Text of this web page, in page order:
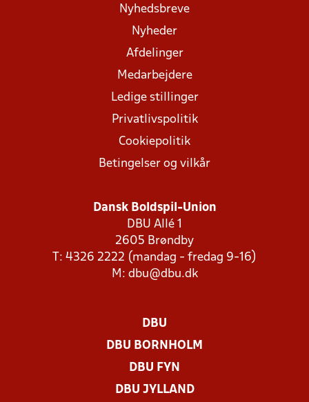
Nyhedsbreve
Nyheder
Afdelinger
Medarbejdere
Ledige stillinger
Privatlivspolitik
Cookiepolitik
Betingelser og vilkår
Dansk Boldspil-Union
DBU Allé 1
2605 Brøndby
T: 4326 2222 (mandag - fredag 9-16)
M: dbu@dbu.dk
DBU
DBU BORNHOLM
DBU FYN
DBU JYLLAND